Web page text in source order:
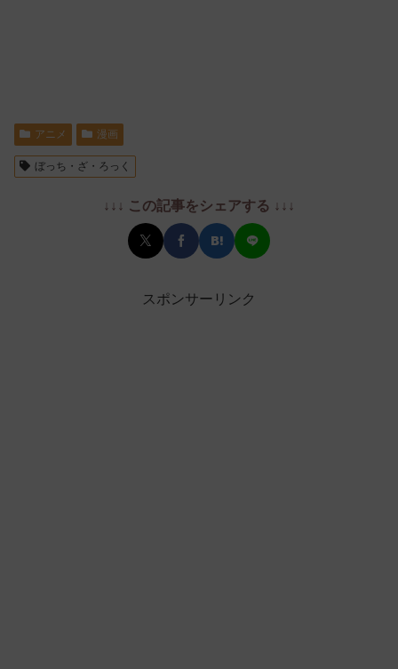
アニメ 漫画
ぼっち・ざ・ろっく
↓↓↓ この記事をシェアする ↓↓↓
スポンサーリンク